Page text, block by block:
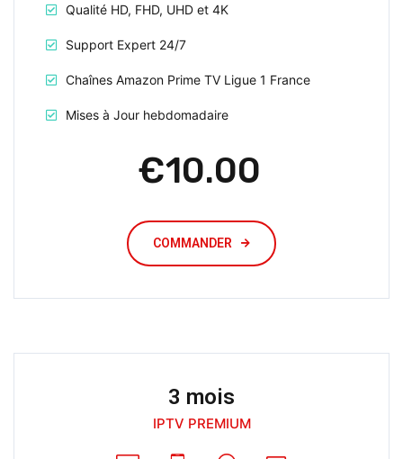
Qualité HD, FHD, UHD et 4K
Support Expert 24/7
Chaînes Amazon Prime TV Ligue 1 France
Mises à Jour hebdomadaire
€10.00
COMMANDER
3 mois
IPTV PREMIUM